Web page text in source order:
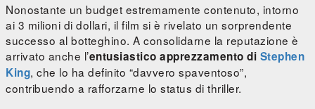
Nonostante un budget estremamente contenuto, intorno
ai 3 milioni di dollari, il film si è rivelato un sorprendente
successo al botteghino. A consolidarne la reputazione è
arrivato anche l’entusiastico apprezzamento di Stephen
King, che lo ha definito “davvero spaventoso”,
contribuendo a rafforzarne lo status di thriller.